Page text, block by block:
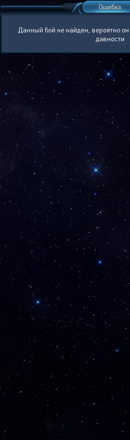
Ошибка
Данный бой не найден, вероятно
давности